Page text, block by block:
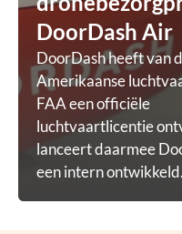
DoorDash Air
DoorDash heeft van
Amerikaanse
FAA een officiële
luchtvaartlicentie
lanceert daarmee
een intern ontwikkeld